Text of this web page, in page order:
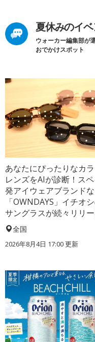
夏休みのイ
ウォーカー編集部が
おでかけスポット
あなたにぴったりなカ
レンズをAIが診断！ス
発アイウェアブランド
「OWNDAYS」イチオ
サングラスが続々リリ
全国
2026年8月4日 17:00更新